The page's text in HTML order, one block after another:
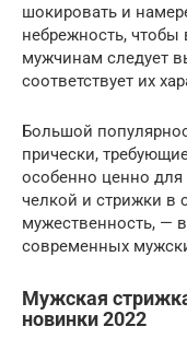
шокировать и
небрежность,
мужчинам следует
соответствует их
Большой
прически,
особенно ценно
челкой и стрижки в
мужественность, —
современных
Мужская
новинки 2022